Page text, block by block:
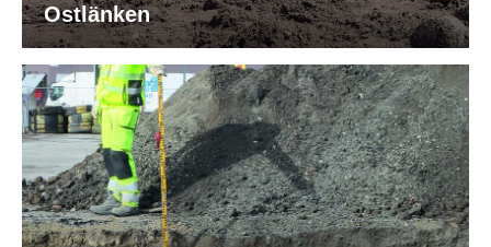
Ostlänken